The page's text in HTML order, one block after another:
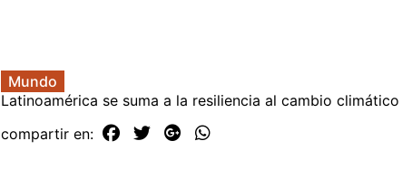
Mundo
Latinoamérica se suma a la resiliencia al cambio climático
compartir en: